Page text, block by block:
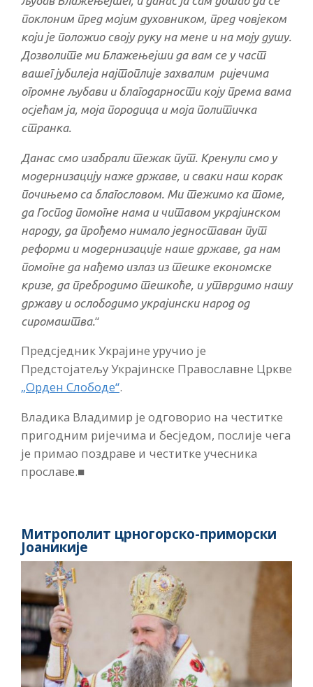
поклоним пред мојим духовником, пред човјеком
који је положио своју руку на мене и на моју душу.
Дозволите ми Блажењејши да вам се у част
вашег јубилеја најтоплије захвалим ријечима
огромне љубави и благодарности коју према вама
осјећам ја, моја породица и моја политичка
странка.
Данас смо изабрали тежак пут. Кренули смо у
модернизацију наже државе, и сваки наш корак
почињемо са благословом. Ми тежимо ка томе,
да Господ помогне нама и читавом украјинском
народу, да прођемо нимало једноставан пут
реформи и модернизације наше државе, да нам
помогне да нађемо излаз из тешке економске
кризе, да пребродимо тешкоће, и утврдимо нашу
државу и ослободимо украјински народ од
сиромаштва.“
Предсједник Украјине уручио је
Предстојатељу Украјинске Православне Цркве
„Орден Слободе“.
Владика Владимир је одговорио на честитке
пригодним ријечима и бесједом, послије чега
је примао поздраве и честитке учесника
прославе.■
Митрополит црногорско-приморски
Јоаникије